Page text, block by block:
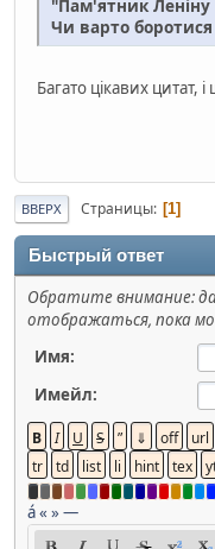
"Пам'ятник Леніну
Чи варто
Багато цікавих цитат,
ВВЕРХ Страницы 1
Быстрый ответ
Обратите внимание:
отображаться, пока
Имя:
Имейл:
á« »—